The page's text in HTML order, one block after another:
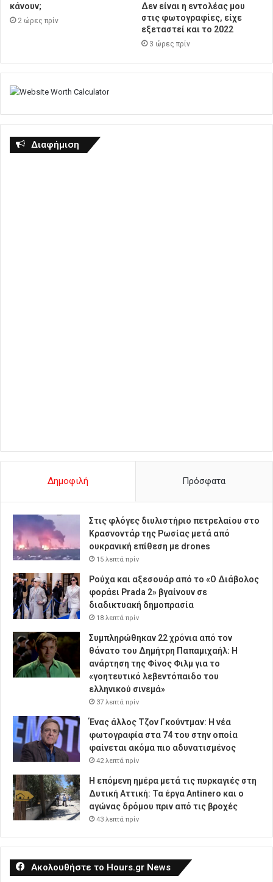
κάνουν;
2 ώρες πρίν
Δεν είναι η εντολέας μου
στις φωτογραφίες, είχε
εξεταστεί και το 2022
3 ώρες πρίν
Διαφήμιση
Δημοφιλή Πρόσφατα
Στις φλόγες διυλιστήριο πετρελαίου στο
Κρασνοντάρ της Ρωσίας μετά από
ουκρανική επίθεση με drones
15 λεπτά πρίν
Ρούχα και αξεσουάρ από το «Ο Διάβολος
φοράει Prada 2» βγαίνουν σε
διαδικτυακή δημοπρασία
18 λεπτά πρίν
Συμπληρώθηκαν 22 χρόνια από τον
θάνατο του Δημήτρη Παπαμιχαήλ: Η
ανάρτηση της Φίνος Φιλμ για το
«γοητευτικό λεβεντόπαιδο του
ελληνικού σινεμά»
37 λεπτά πρίν
Ένας άλλος Τζον Γκούντμαν: H νέα
φωτογραφία στα 74 του στην οποία
φαίνεται ακόμα πιο αδυνατισμένος
42 λεπτά πρίν
Η επόμενη ημέρα μετά τις πυρκαγιές στη
Δυτική Αττική: Τα έργα Antinero και ο
αγώνας δρόμου πριν από τις βροχές
43 λεπτά πρίν
Ακολουθήστε το Hours.gr News